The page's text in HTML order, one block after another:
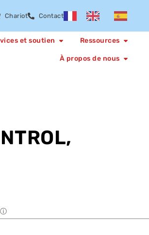
Chariot Contact
et soutien Ressources
À propos de nous
ⓘ